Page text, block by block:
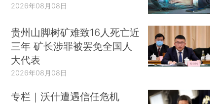
2026年08月08日
贵州山脚树矿难致16人死亡近
三年 矿长涉罪被罢免全国人
大代表
2026年08月08日
专栏｜沃什遭遇信任危机